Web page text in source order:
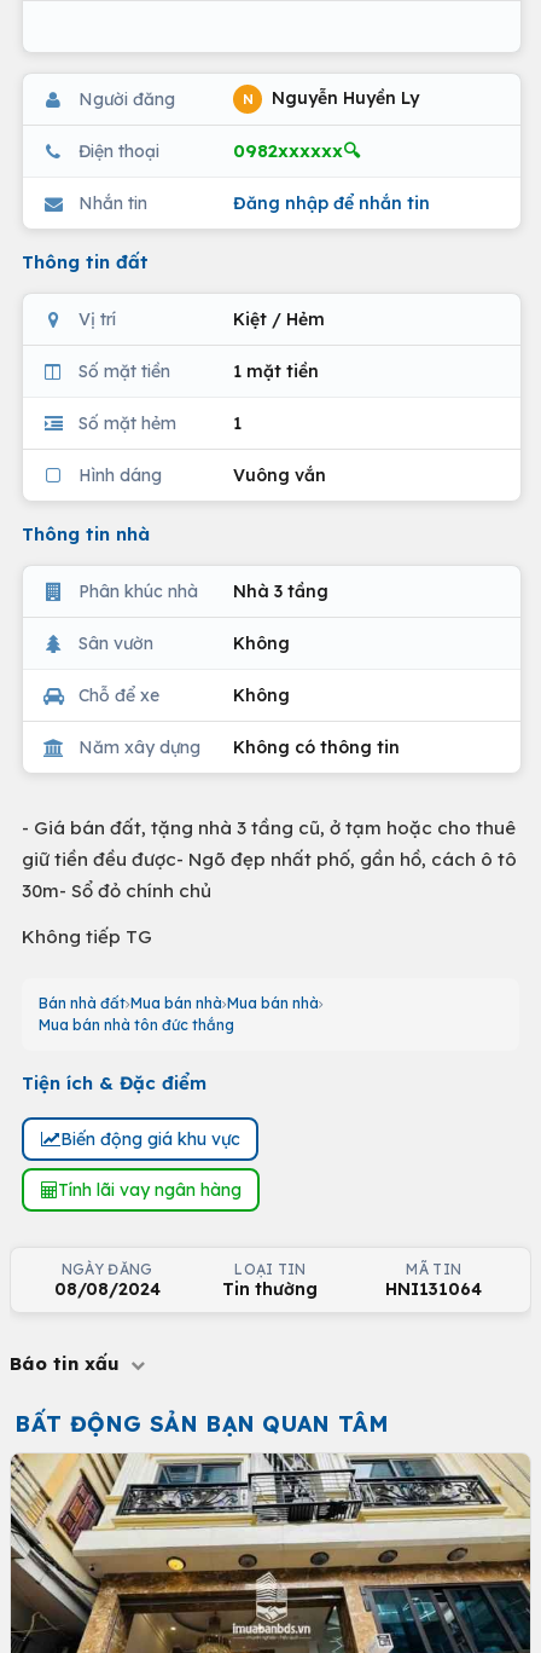
Người đăng N Nguyễn Huyền Ly
Điện thoại 0982xxxxxx🔍
Nhắn tin Đăng nhập để nhắn tin
Thông tin đất
Vị trí Kiệt / Hẻm
Số mặt tiền 1 mặt tiền
Số mặt hẻm 1
Hình dáng Vuông vắn
Thông tin nhà
Phân khúc nhà Nhà 3 tầng
Sân vườn Không
Chỗ để xe Không
Năm xây dựng Không có thông tin
- Giá bán đất, tặng nhà 3 tầng cũ, ở tạm hoặc cho thuê
giữ tiền đều được- Ngõ đẹp nhất phố, gần hồ, cách ô tô
30m- Sổ đỏ chính chủ
Không tiếp TG
Bán nhà đất Mua bán nhà Mua bán nhà
Mua bán nhà tôn đức thắng
Tiện ích & Đặc điểm
Biến động giá khu vực
Tính lãi vay ngân hàng
NGÀY ĐĂNG
08/08/2024
LOẠI TIN
Tin thường
MÃ TIN
HNI131064
Báo tin xấu
BẤT ĐỘNG SẢN BẠN QUAN TÂM